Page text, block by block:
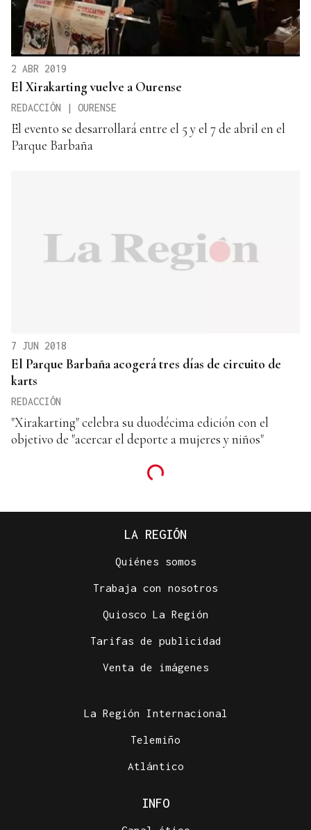
2 ABR 2019
El Xirakarting vuelve a Ourense
REDACCIÓN | OURENSE
El evento se desarrollará entre el 5 y el 7 de abril en el
Parque Barbaña
7 JUN 2018
El Parque Barbaña acogerá tres días de circuito de
karts
REDACCIÓN
"Xirakarting" celebra su duodécima edición con el
objetivo de "acercar el deporte a mujeres y niños"
LA REGIÓN
Quiénes somos
Trabaja con nosotros
Quiosco La Región
Tarifas de publicidad
Venta de imágenes
La Región Internacional
Telemiño
Atlántico
INFO